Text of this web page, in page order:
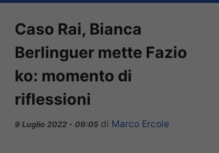
Caso Rai, Bianca
Berlinguer mette Fazio
ko: momento di
riflessioni
9 Luglio 2022 - 09:05 di Marco Ercole